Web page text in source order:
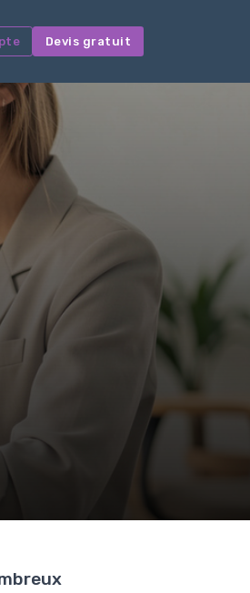
Devis gratuit